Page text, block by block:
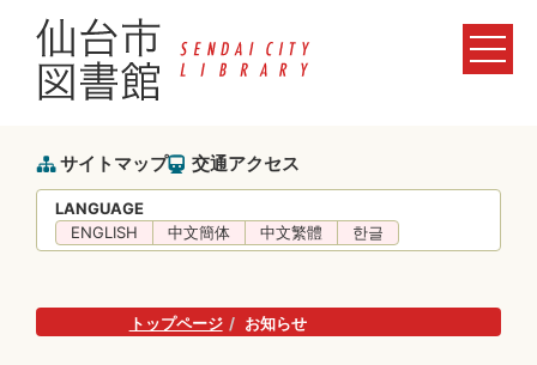
サイトマップ 交通アクセス
LANGUAGE
ENGLISH
中文簡体 中文繁體 한글
トップページ お知らせ